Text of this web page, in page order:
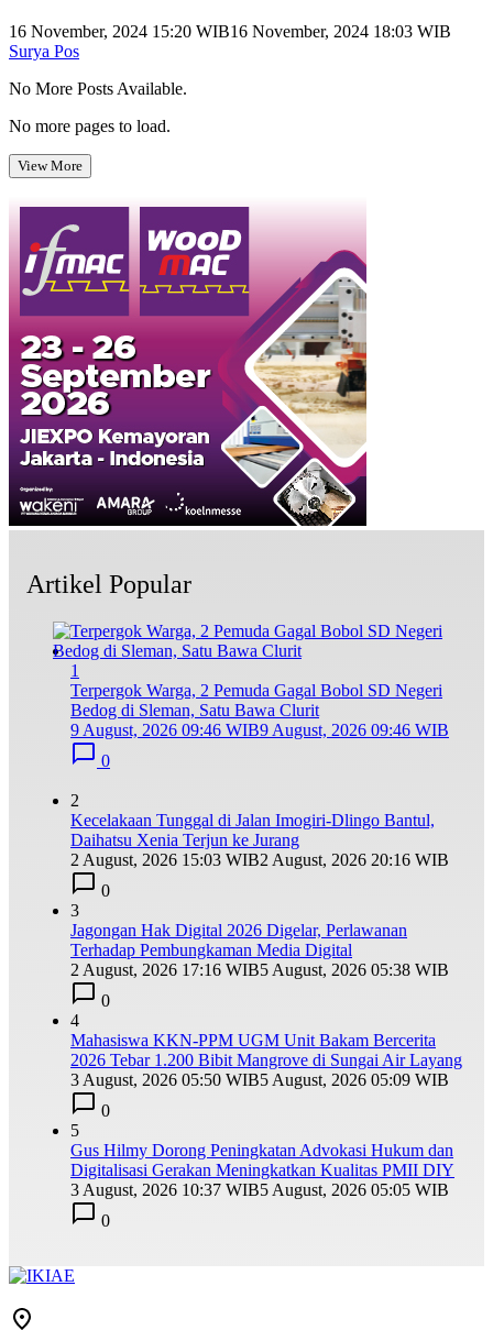
16 November, 2024 15:20 WIB16 November, 2024 18:03 WIB
Surya Pos
No More Posts Available.
No more pages to load.
View More
Artikel Popular
1
Terpergok Warga, 2 Pemuda Gagal Bobol SD Negeri
Bedog di Sleman, Satu Bawa Clurit
9 August, 2026 09:46 WIB9 August, 2026 09:46 WIB
0
2
Kecelakaan Tunggal di Jalan Imogiri-Dlingo Bantul,
Daihatsu Xenia Terjun ke Jurang
2 August, 2026 15:03 WIB2 August, 2026 20:16 WIB
0
3
Jagongan Hak Digital 2026 Digelar, Perlawanan
Terhadap Pembungkaman Media Digital
2 August, 2026 17:16 WIB5 August, 2026 05:38 WIB
0
4
Mahasiswa KKN-PPM UGM Unit Bakam Bercerita
2026 Tebar 1.200 Bibit Mangrove di Sungai Air Layang
3 August, 2026 05:50 WIB5 August, 2026 05:09 WIB
0
5
Gus Hilmy Dorong Peningkatan Advokasi Hukum dan
Digitalisasi Gerakan Meningkatkan Kualitas PMII DIY
3 August, 2026 10:37 WIB5 August, 2026 05:05 WIB
0